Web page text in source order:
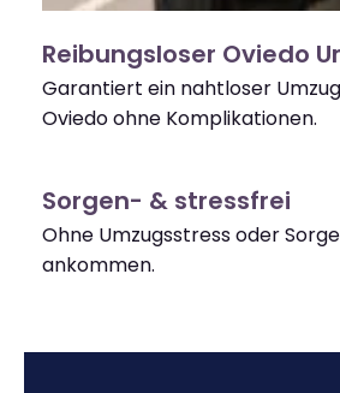
Reibungsloser Oviedo
Garantiert ein nahtloser
Oviedo ohne Komplikationen.
Sorgen- & stressfrei
Ohne Umzugsstress oder
ankommen.